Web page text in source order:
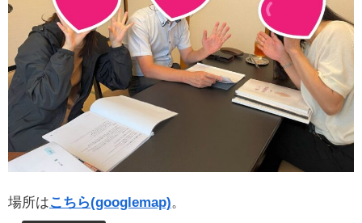
場所はこちら(googlemap)。